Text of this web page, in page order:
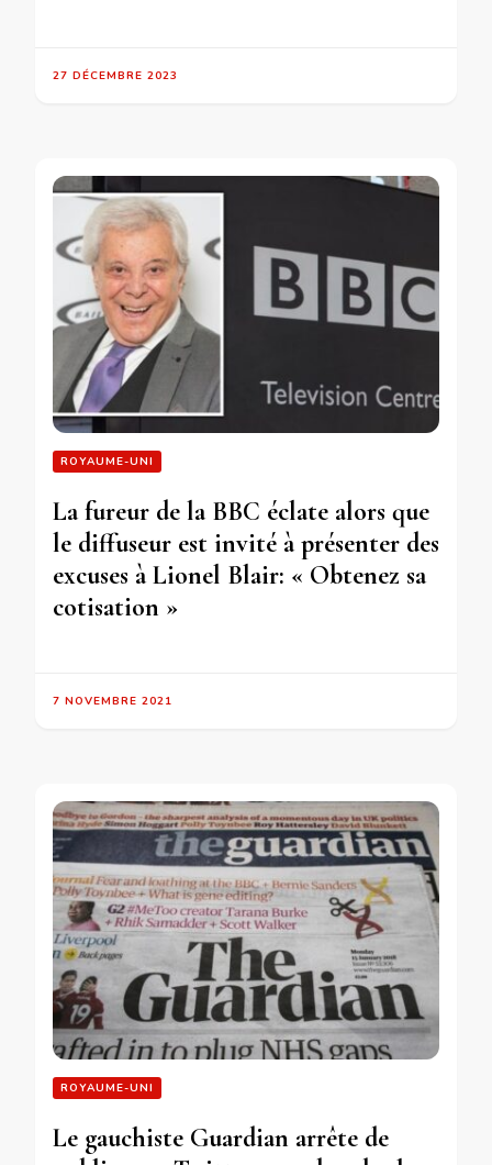
27 DÉCEMBRE 2023
ROYAUME-UNI
La fureur de la BBC éclate alors que
le diffuseur est invité à présenter des
excuses à Lionel Blair: « Obtenez sa
cotisation »
7 NOVEMBRE 2021
ROYAUME-UNI
Le gauchiste Guardian arrête de